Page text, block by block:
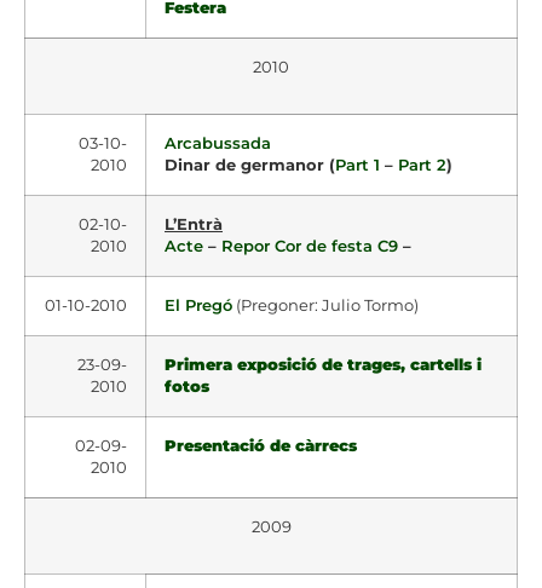
Festera
2010
03-10-
2010
Arcabussada
Dinar de germanor (Part 1 – Part 2)
02-10-
2010
L’Entrà
Acte – Repor Cor de festa C9 –
01-10-2010 El Pregó (Pregoner: Julio Tormo)
23-09-
2010
Primera exposició de trages, cartells i
fotos
02-09-
2010
Presentació de càrrecs
2009